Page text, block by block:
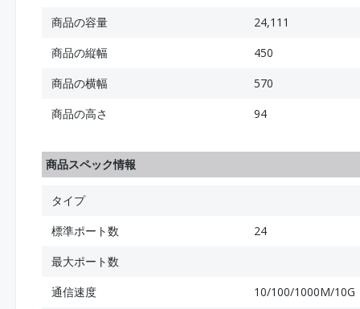
商品の容量
24,111
商品の縦幅
450
商品の横幅
570
商品の高さ
94
商品スペック情報
タイプ
標準ポート数
24
最大ポート数
通信速度
10/100/1000M/10G